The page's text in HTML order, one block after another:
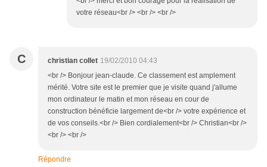
votre réseau<br /> <br /> <br />
C christian collet 19/02/2010 04:43
<br /> Bonjour jean-claude. Ce classement est amplement
mérité. Votre site est le premier que je visite quand j'allume
mon ordinateur le matin et mon réseau en cour de
construction bénéficie largement de<br /> votre expérience et
de vos conseils.<br /> Bien cordialement<br /> Christian<br />
<br /> <br />
Répondre